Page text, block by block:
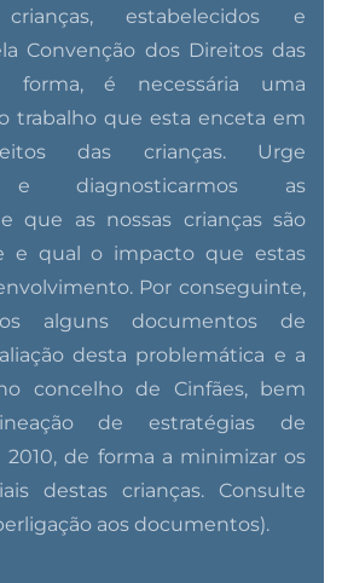
estabelecidos e
Convenção dos Direitos das
forma, é necessária uma
trabalho que esta enceta em
das crianças. Urge
e diagnosticarmos as
que as nossas crianças são
e qual o impacto que estas
Por conseguinte,
alguns documentos de
desta problemática e a
concelho de Cinfães, bem
de estratégias de
2010, de forma a minimizar os
destas crianças. Consulte
aos documentos).